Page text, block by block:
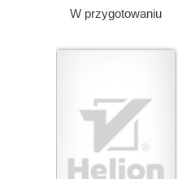
W przygotowaniu